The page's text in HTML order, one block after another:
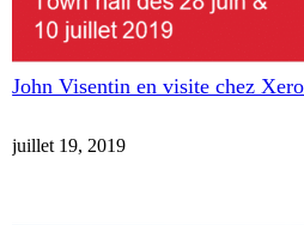
John Visentin en visite chez
juillet 19, 2019